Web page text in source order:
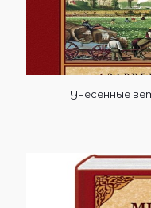
Унесенные